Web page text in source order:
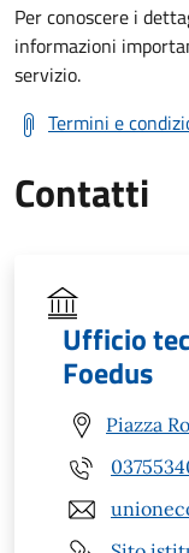
Per conoscere i
informazioni
servizio.
Termini e
Contatti
Ufficio
Foedus
Piazza